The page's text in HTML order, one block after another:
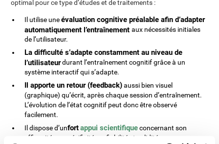
optimal pour ce type d’études et de traitements :
Il utilise uneévaluation cognitive préalable afin d’adapter
automatiquement l’entraînementaux nécessités initiales
de l’utilisateur.
La difficulté s’adapte constamment au niveau de
l’utilisateurdurant l’entraînement cognitif grâce à un
système interactif qui s’adapte.
Il apporte un retour (feedback)aussi bien visuel
(graphique) qu’écrit, après chaque session d’entraînement.
L’évolution de l’état cognitif peut donc être observé
facilement.
Il dispose d’unfortappui scientifiqueconcernant son
efficacité, sa spécificité, sa fiabilité et validité.